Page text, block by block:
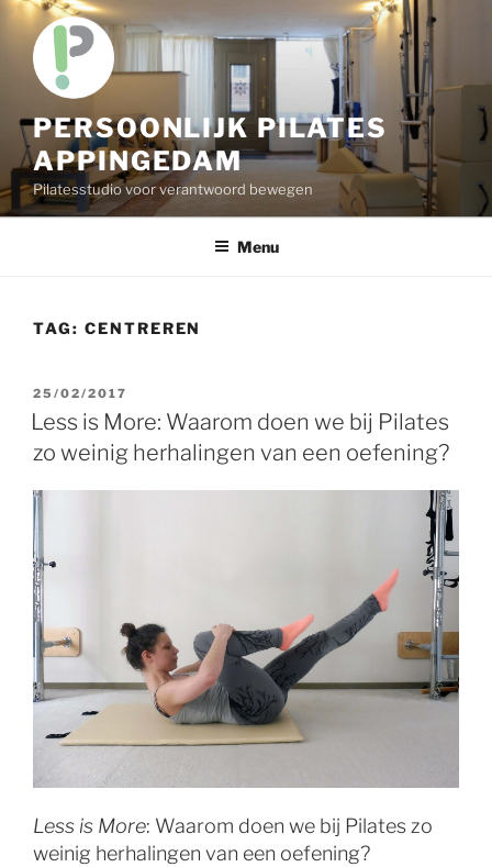
Skip
content
PERSOONLIJK PILATES
APPINGEDAM
Pilatesstudio voor verantwoord bewegen
Menu
TAG: CENTREREN
POSTED
ON
25/02/2017
Less is More: Waarom doen we bij Pilates
zo weinig herhalingen van een oefening?
Less is More: Waarom doen we bij Pilates zo
weinig herhalingen van een oefening?